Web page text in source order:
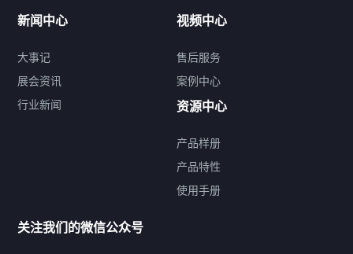
提交您的需求，免费获取产品资料
--亦可拨打我们的24小时服务咨询热线--
新闻中心
大事记
展会资讯
行业新闻
视频中心
售后服务
案例中心
资源中心
产品样册
产品特性
使用手册
关注我们的微信公众号